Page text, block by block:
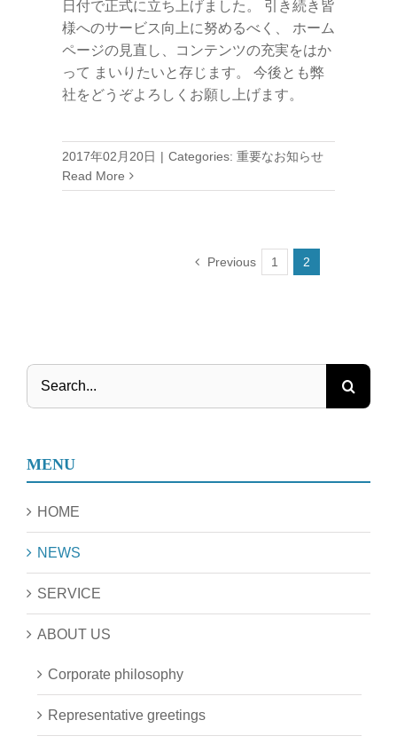
日付で正式に立ち上げました。 引き続き皆
様へのサービス向上に努めるべく、 ホーム
ページの見直し、コンテンツの充実をはか
って まいりたいと存じます。 今後とも弊
社をどうぞよろしくお願し上げます。
2017年02月20日 | Categories: 重要なお知らせ
Read More
Previous 1 2
Search
MENU
HOME
NEWS
SERVICE
ABOUT US
Corporate philosophy
Representative greetings